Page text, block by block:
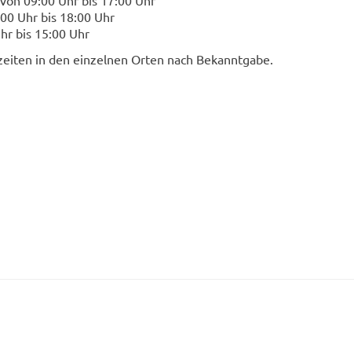
Uhr bis 18:00 Uhr
bis 15:00 Uhr
in den einzelnen Orten nach Bekanntgabe.